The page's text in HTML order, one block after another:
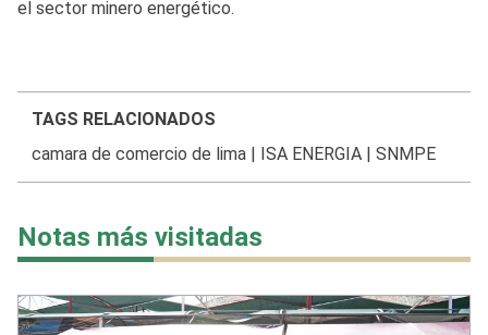
el sector minero energético.
TAGS RELACIONADOS
camara de comercio de lima| ISA ENERGIA| SNMPE
Notas más visitadas